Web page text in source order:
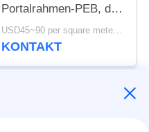
Portalrahmen-PEB, die
Iso-Norm aufbaut
USD45~90 per square meter MOQ:1000 Quadratmeter
KONTAKT